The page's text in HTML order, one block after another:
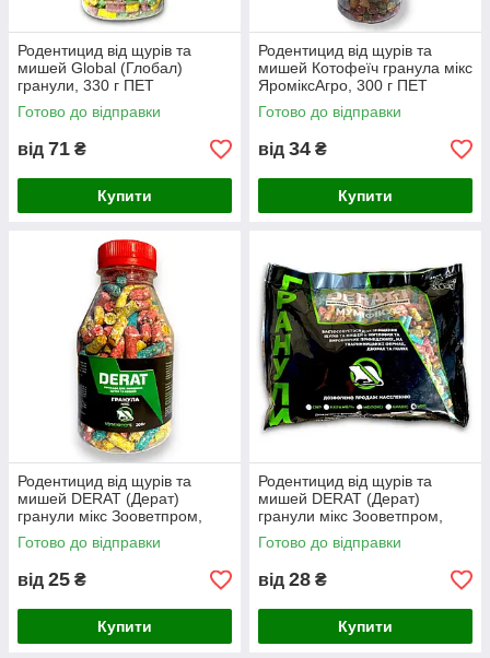
Родентицид від щурів та
мишей Global (Глобал)
гранули, 330 г ПЕТ
Готово до відправки
від 71 ₴
Купити
Родентицид від щурів та
мишей Котофеїч гранула мікс
ЯроміксАгро, 300 г ПЕТ
Готово до відправки
від 34 ₴
Купити
Родентицид від щурів та
мишей DERAT (Дерат)
гранули мікс Зооветпром,
200 г
Готово до відправки
від 25 ₴
Купити
Родентицид від щурів та
мишей DERAT (Дерат)
гранули мікс Зооветпром,
500 г
Готово до відправки
від 28 ₴
Купити